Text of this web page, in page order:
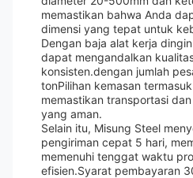
memastikan bahwa Anda
dimensi yang tepat untuk
Dengan baja alat kerja
dapat mengandalkan
konsisten.dengan jumlah
tonPilihan kemasan
memastikan transportasi
yang aman.
Selain itu, Misung Steel
pengiriman cepat 5 hari,
memenuhi tenggat waktu
efisien.Syarat pembayaran